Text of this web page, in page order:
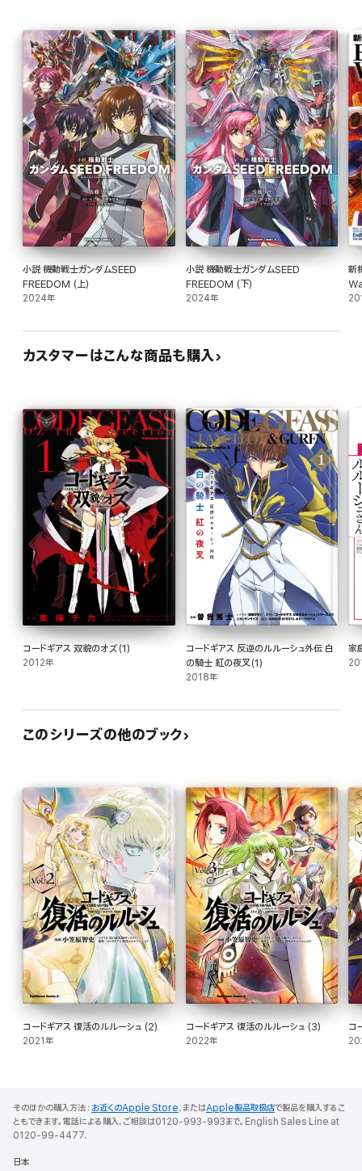
小説 機動戦士ガンダムSEED
FREEDOM (上)
2024年
小説 機動戦士ガンダムSEED
FREEDOM (下)
2024年
新
カスタマーはこんな商品も購入
コードギアス 双貌のオズ(1)
2012年
コードギアス 反逆のルルーシュ外伝 白
の騎士 紅の夜叉(1)
2018年
家
このシリーズの他のブック
コードギアス 復活のルルーシュ (2)
2021年
コードギアス 復活のルルーシュ (3)
2022年
コ
そのほかの購入方法： お近くのApple Store、またはApple製品取扱店で製品を購入するこ
ともできます。電話による購入、ご相談は0120-993-993まで。English Sales Line at
0120-99-4477.
日本